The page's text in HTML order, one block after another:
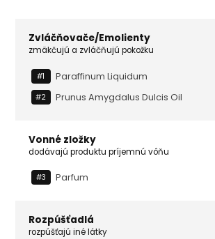
Zvláčňovače/Emolienty
zmäkčujú a zvláčňujú pokožku
#1 Paraffinum Liquidum
#2 Prunus Amygdalus Dulcis Oil
Vonné zložky
dodávajú produktu príjemnú vôňu
#3 Parfum
Rozpúšťadlá
rozpúšťajú iné látky